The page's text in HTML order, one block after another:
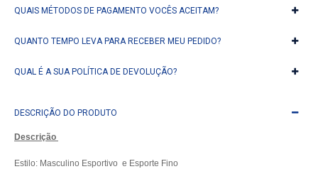
QUAIS MÉTODOS DE PAGAMENTO VOCÊS ACEITAM?
QUANTO TEMPO LEVA PARA RECEBER MEU PEDIDO?
QUAL É A SUA POLÍTICA DE DEVOLUÇÃO?
DESCRIÇÃO DO PRODUTO
Descrição
Estilo: Masculino Esportivo e Esporte Fino